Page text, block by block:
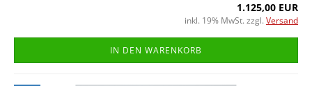
1.125,00 EUR
inkl. 19% MwSt. zzgl. Versand
IN DEN WARENKORB